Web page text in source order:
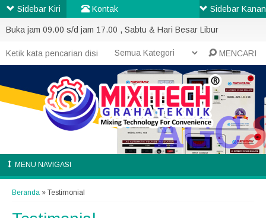
Buka jam 09.00 s/d jam 17.00 , Sabtu & Hari Besar Libur
MENCARI
MENU NAVIGASI
Beranda » Testimonial
Sidebar Kiri Kontak Sidebar Kanan